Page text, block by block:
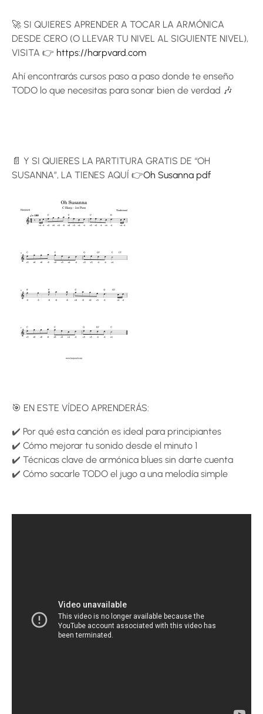
🚀 SI QUIERES APRENDER A TOCAR LA ARMÓNICA
DESDE CERO (O LLEVAR TU NIVEL AL SIGUIENTE NIVEL),
VISITA 👉 https://harpvard.com
Ahí encontrarás cursos paso a paso donde te enseño
TODO lo que necesitas para sonar bien de verdad 🎶
📄 Y SI QUIERES LA PARTITURA GRATIS DE “OH
SUSANNA”, LA TIENES AQUÍ 👉Oh Susanna pdf
🎯 EN ESTE VÍDEO APRENDERÁS:
✔️ Por qué esta canción es ideal para principiantes
✔️ Cómo mejorar tu sonido desde el minuto 1
✔️ Técnicas clave de armónica blues sin darte cuenta
✔️ Cómo sacarle TODO el jugo a una melodía simple